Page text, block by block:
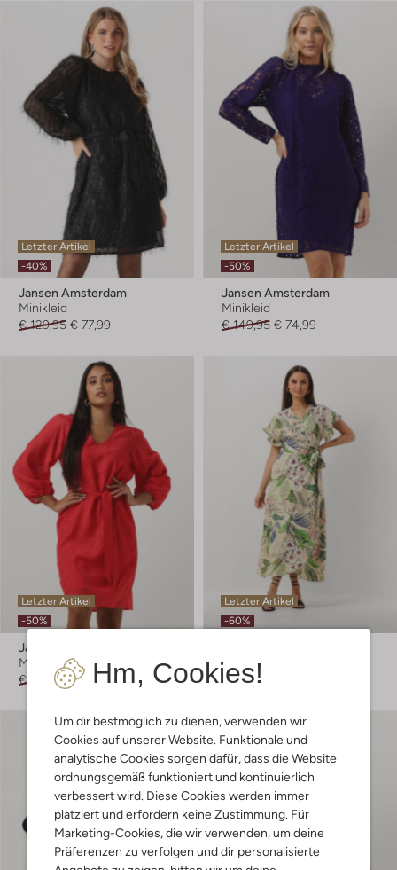
Hm, Cookies!
Um dir bestmöglich zu dienen, verwenden wir
Cookies auf unserer Website. Funktionale und
analytische Cookies sorgen dafür, dass die Website
ordnungsgemäß funktioniert und kontinuierlich
verbessert wird. Diese Cookies werden immer
platziert und erfordern keine Zustimmung. Für
Marketing-Cookies, die wir verwenden, um deine
Präferenzen zu verfolgen und dir personalisierte
Letzter Artikel
-40%
Jansen Amsterdam
Minikleid
€ 129,95 € 77,99
Letzter Artikel
-50%
Jansen Amsterdam
Minikleid
€ 149,95 € 74,99
Letzter Artikel
-50%
Jansen Amsterdam
Minikleid
€ 179,95 € 89,99
Letzter Artikel
-60%
Maxikleid
€ 189,95